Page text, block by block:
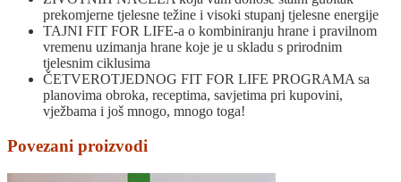
prekomjerne tjelesne težine i visoki stupanj tjelesne energije
TAJNI FIT FOR LIFE-a o kombiniranju hrane i pravilnom
vremenu uzimanja hrane koje je u skladu s prirodnim
tjelesnim ciklusima
ČETVEROTJEDNOG FIT FOR LIFE PROGRAMA sa
planovima obroka, receptima, savjetima pri kupovini,
vježbama i još mnogo, mnogo toga!
Povezani proizvodi